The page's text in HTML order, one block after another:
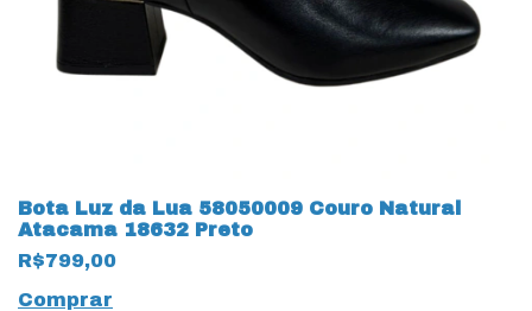
Bota Luz da Lua 58050009 Couro Natural
Atacama 18632 Preto
R$799,00
Comprar